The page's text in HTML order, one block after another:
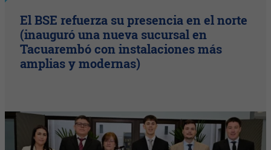
El BSE refuerza su presencia en el norte
(inauguró una nueva sucursal en
Tacuarembó con instalaciones más
amplias y modernas)